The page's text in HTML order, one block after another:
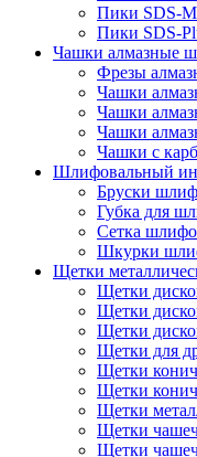
Пики SDS-
Пики SDS-
Чашки алмазные
Фрезы
Чашки
Чашки
Чашки
Чашки с
Шлифовальный
Бруски
Губка для
Сетка
Шкурки
Щетки
Щетки
Щетки
Щетки
Щетки для
Щетки
Щетки
Щетки
Щетки
Щетки